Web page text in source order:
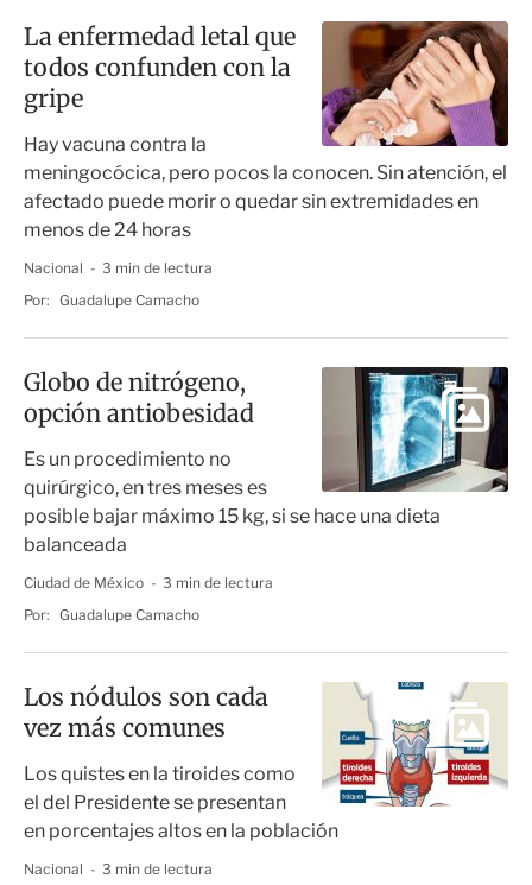
La enfermedad letal que
todos confunden con la
gripe
Hay vacuna contra la
meningocócica, pero pocos la conocen. Sin atención, el
afectado puede morir o quedar sin extremidades en
menos de 24 horas
Nacional
3 min de lectura
Por: Guadalupe Camacho
Globo de nitrógeno,
opción antiobesidad
Es un procedimiento no
quirúrgico, en tres meses es
posible bajar máximo 15 kg, si se hace una dieta
balanceada
Ciudad de México
3 min de lectura
Por: Guadalupe Camacho
Los nódulos son cada
vez más comunes
Los quistes en la tiroides como
el del Presidente se presentan
en porcentajes altos en la población
Nacional
3 min de lectura